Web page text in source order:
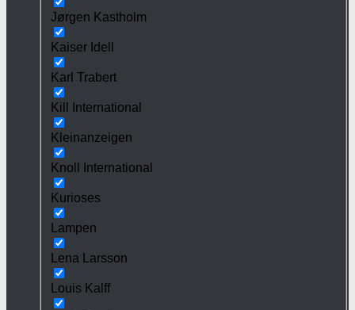
Jørgen Kastholm
Kaiser Idell
Karl Trabert
Kill International
Kleinanzeigen
Knoll International
Kurioses
Lampen
Lena Larsson
Louis Kalff